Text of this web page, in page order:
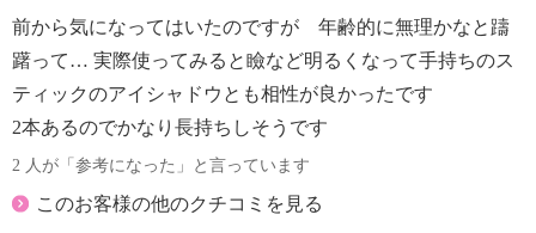
前から気になってはいたのですが 年齢的に無理かなと躊
躇って… 実際使ってみると瞼など明るくなって手持ちのス
ティックのアイシャドウとも相性が良かったです
2本あるのでかなり長持ちしそうです
2 人が「参考になった」と言っています
このお客様の他のクチコミを見る